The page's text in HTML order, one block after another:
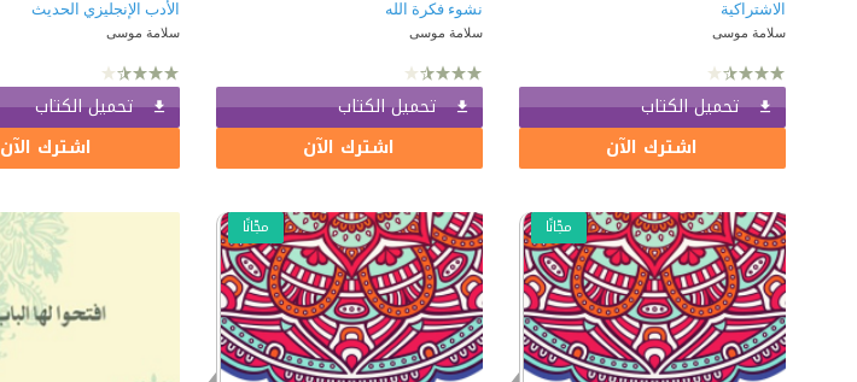
الاشتراكية
سلامة موسى
تحميل الكتاب
اشترك الآن
نشوء فكرة الله
سلامة موسى
تحميل الكتاب
اشترك الآن
الأدب الإنجليزي الحديث
سلامة موسى
تحميل الكتاب
اشترك الآن
مجّانًا مجّانًا